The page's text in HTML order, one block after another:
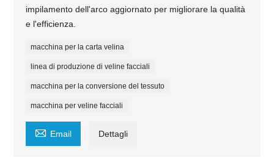
impilamento dell'arco aggiornato per migliorare la qualità
e l'efficienza.
macchina per la carta velina
linea di produzione di veline facciali
macchina per la conversione del tessuto
macchina per veline facciali
 Email Dettagli